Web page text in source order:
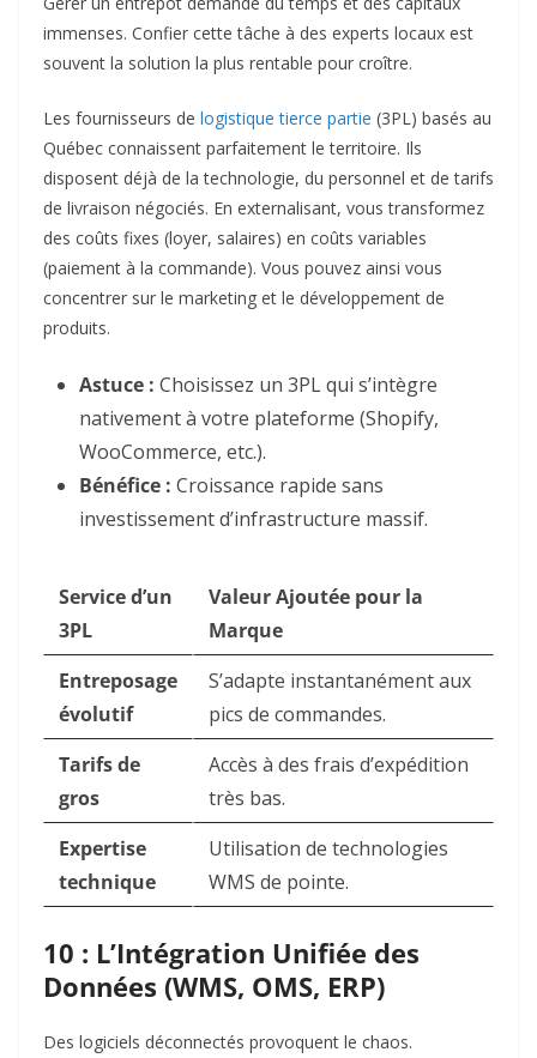
immenses. Confier cette tâche à des experts locaux est
souvent la solution la plus rentable pour croître.
Les fournisseurs de logistique tierce partie (3PL) basés au
Québec connaissent parfaitement le territoire. Ils
disposent déjà de la technologie, du personnel et de tarifs
de livraison négociés. En externalisant, vous transformez
des coûts fixes (loyer, salaires) en coûts variables
(paiement à la commande). Vous pouvez ainsi vous
concentrer sur le marketing et le développement de
produits.
Astuce : Choisissez un 3PL qui s’intègre
nativement à votre plateforme (Shopify,
WooCommerce, etc.).
Bénéfice : Croissance rapide sans
investissement d’infrastructure massif.
Service d’un
3PL
Valeur Ajoutée pour la
Marque
Entreposage
évolutif
S’adapte instantanément aux
pics de commandes.
Tarifs de
gros
Accès à des frais d’expédition
très bas.
Expertise
technique
Utilisation de technologies
WMS de pointe.
10 : L’Intégration Unifiée des
Données (WMS, OMS, ERP)
Des logiciels déconnectés provoquent le chaos.